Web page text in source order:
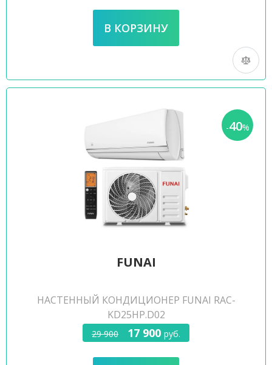
-40%
FUNAI
НАСТЕННЫЙ КОНДИЦИОНЕР FUNAI RAC-
KD25HP.D02
29 900 17 900 руб.